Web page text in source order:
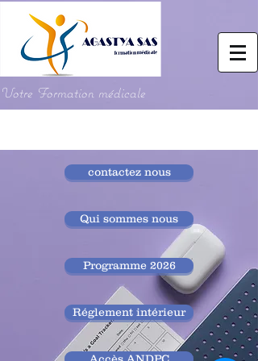
Votre Formation médicale
contactez nous
Qui sommes nous
Programme 2026
Réglement intérieur